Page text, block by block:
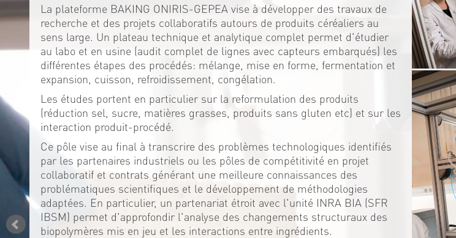
La plateforme BAKING ONIRIS-GEPEA vise à développer des travaux de
recherche et des projets collaboratifs autours de produits céréaliers au
sens large. Un plateau technique et analytique complet permet d'étudier
au labo et en usine (audit complet de lignes avec capteurs embarqués) les
différentes étapes des procédés: mélange, mise en forme, fermentation et
expansion, cuisson, refroidissement, congélation.
Les études portent en particulier sur la reformulation des produits
(réduction sel, sucre, matières grasses, produits sans gluten etc) et sur les
interaction produit-procédé.
Ce pôle vise au final à transcrire des problèmes technologiques identifiés
par les partenaires industriels ou les pôles de compétitivité en projet
collaboratif et contrats générant une meilleure connaissances des
problématiques scientifiques et le développement de méthodologies
adaptées. En particulier, un partenariat étroit avec l'unité INRA BIA (SFR
IBSM) permet d'approfondir l'analyse des changements structuraux des
biopolymères mis en jeu et les interactions entre ingrédients.